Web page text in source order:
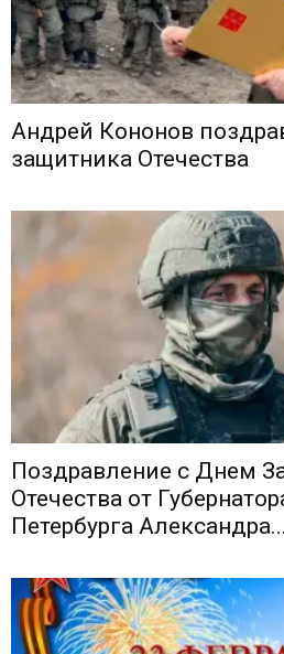
Андрей Кононов
защитника Отечества
Поздравление с Днем
Отечества от
Петербурга Александра...